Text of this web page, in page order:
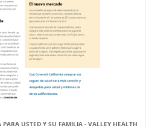
PARA USTED Y SU FAMILIA - VALLEY HEALTH